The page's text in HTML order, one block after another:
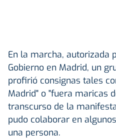
En la marcha, autorizada
Gobierno en Madrid, un
profirió consignas tales
Madrid" o "fuera maricas
transcurso de la
pudo colaborar en
una persona.